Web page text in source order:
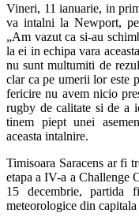
Vineri, 11 ianuarie, in
va intalni la Newport,
„Am vazut ca si-au
la ei in echipa vara
nu sunt multumiti de
clar ca pe umerii lor este
fericire nu avem nicio
rugby de calitate si de a
tinem piept unei
aceasta intalnire.
Timisoara Saracens ar fi
etapa a IV-a a Challenge
15 decembrie, partida
meteorologice din